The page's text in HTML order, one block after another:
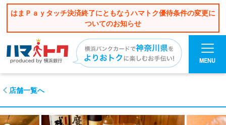
はまＰａｙタッチ決済終了にともなうハマトク優待条件の変更に
ついてのお知らせ
MENU
店舗一覧へ